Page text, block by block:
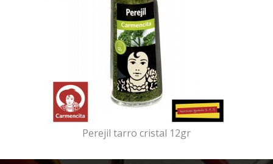
Perejil tarro cristal 12gr